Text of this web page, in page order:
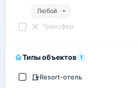
Любой
Трансфер
Типы объектов 1
Resort-отель